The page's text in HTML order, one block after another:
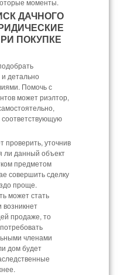
моменты.
ДАЧНОГО
ПОКУПКЕ
детально
Помочь с
может риэлтор,
проверить, уточнив
ли данный объект
предметом
совершить сделку
проще.
может стать
продаже, то
членами
дом будет